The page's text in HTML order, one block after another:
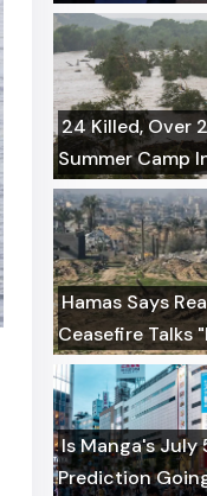
24 Killed, Over
Summer Camp
Hamas Says
Ceasefire Talks
Is Manga's July
Prediction